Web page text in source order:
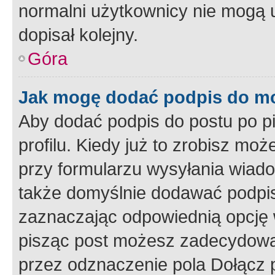
normalni użytkownicy nie
dopisał kolejny.
Góra
Jak mogę dodać podpis do
Aby dodać podpis do postu po
profilu. Kiedy już to zrobisz
przy formularzu wysyłania
także domyślnie dodawać
zaznaczając odpowiednią
pisząc post możesz
przez odznaczenie pola